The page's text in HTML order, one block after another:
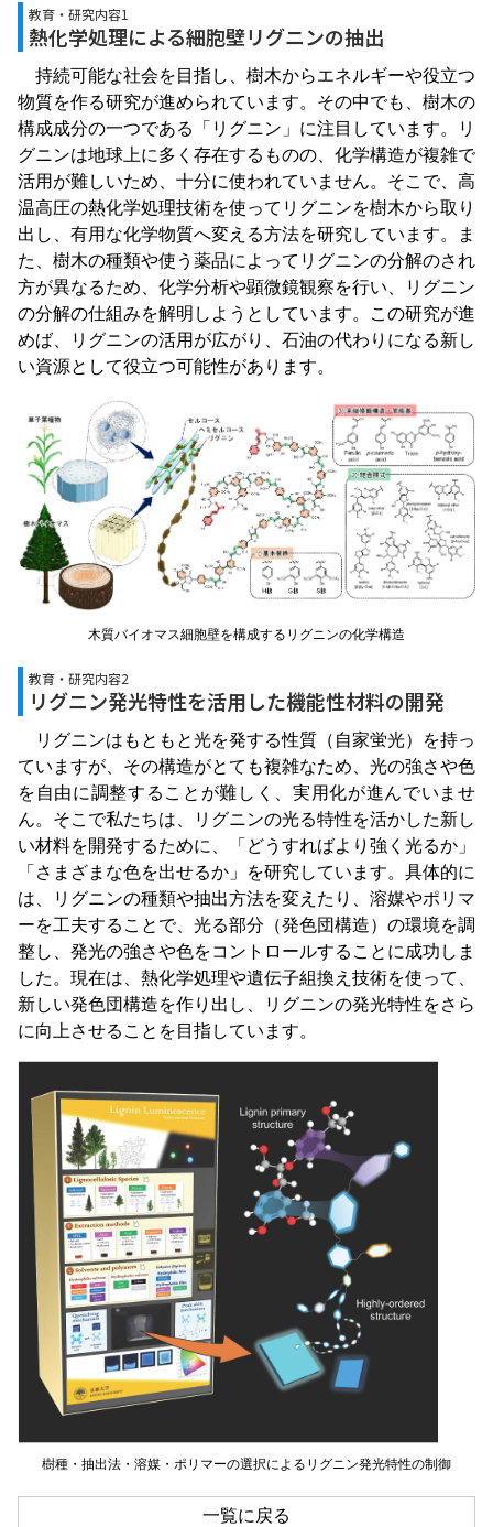
教育・研究内容1
熱化学処理による細胞壁リグニンの抽出
持続可能な社会を目指し、樹木からエネルギーや役立つ
物質を作る研究が進められています。その中でも、樹木の
構成成分の一つである「リグニン」に注目しています。リ
グニンは地球上に多く存在するものの、化学構造が複雑で
活用が難しいため、十分に使われていません。そこで、高
温高圧の熱化学処理技術を使ってリグニンを樹木から取り
出し、有用な化学物質へ変える方法を研究しています。ま
た、樹木の種類や使う薬品によってリグニンの分解のされ
方が異なるため、化学分析や顕微鏡観察を行い、リグニン
の分解の仕組みを解明しようとしています。この研究が進
めば、リグニンの活用が広がり、石油の代わりになる新し
い資源として役立つ可能性があります。
木質バイオマス細胞壁を構成するリグニンの化学構造
教育・研究内容2
リグニン発光特性を活用した機能性材料の開発
リグニンはもともと光を発する性質（自家蛍光）を持っ
ていますが、その構造がとても複雑なため、光の強さや色
を自由に調整することが難しく、実用化が進んでいませ
ん。そこで私たちは、リグニンの光る特性を活かした新し
い材料を開発するために、「どうすればより強く光るか」
「さまざまな色を出せるか」を研究しています。具体的に
は、リグニンの種類や抽出方法を変えたり、溶媒やポリマ
ーを工夫することで、光る部分（発色団構造）の環境を調
整し、発光の強さや色をコントロールすることに成功しま
した。現在は、熱化学処理や遺伝子組換え技術を使って、
新しい発色団構造を作り出し、リグニンの発光特性をさら
に向上させることを目指しています。
樹種・抽出法・溶媒・ポリマーの選択によるリグニン発光特性の制御
一覧に戻る